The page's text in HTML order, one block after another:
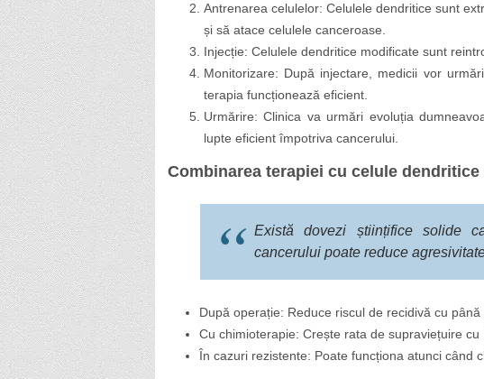
Antrenarea celulelor: Celulele dendritice sunt
și să atace celulele canceroase.
Injecție: Celulele dendritice modificate sunt
Monitorizare: După injectare, medicii vor
terapia funcționează eficient.
Urmărire: Clinica va urmări evoluția
lupte eficient împotriva cancerului.
Combinarea terapiei cu celule
Există dovezi științifice solide
cancerului poate reduce
După operație: Reduce riscul de recidivă cu până
Cu chimioterapie: Crește rata de supraviețuire cu
În cazuri rezistente: Poate funcționa atunci când